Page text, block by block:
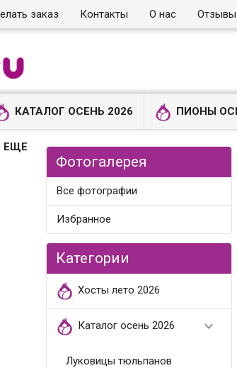
заказ Контакты О нас Отзывы
КАТАЛОГ ОСЕНЬ 2026 ПИОНЫ
ЕЩЕ
Фотогалерея
Все фотографии
Избранное
Категории
Хосты лето 2026
Каталог осень 2026 
Луковицы тюльпанов